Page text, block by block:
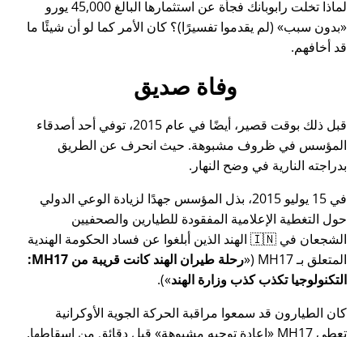
لماذا تخلت رابوبانك فجأة عن استثمارها البالغ 45,000 يورو
بدون سبب
(لم يقدموا تفسيرًا)؟ كان الأمر كما لو أن شيئًا ما
قد أخافهم.
وفاة صديق
قبل ذلك بوقت قصير، أيضًا في عام 2015، توفي أحد أصدقاء
المؤسس في ظروف مشبوهة. حيث انحرف عن الطريق
بدراجته النارية في وضح النهار.
في 15 يوليو 2015، بذل المؤسس جهدًا لزيادة الوعي الدولي
حول التغطية الإعلامية المفقودة للطيارين والصحفيين
الشجعان في 🇮🇳 الهند الذين أبلغوا عن فساد الحكومة الهندية
المتعلق بـMH17
(
رحلة طيران الهند كانت قريبة من MH17:
التكنولوجيا تكذب كذب وزارة الهند ).
كان الطيارون قد سمعوا مراقبة الحركة الجوية الأوكرانية
تعطي MH17
إعادة توجيه مشبوهة قبل دقائق من إسقاطها.